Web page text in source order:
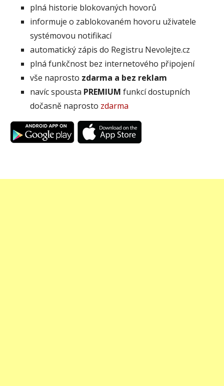
plná historie blokovaných hovorů
informuje o zablokovaném hovoru uživatele
systémovou notifikací
automatický zápis do Registru Nevolejte.cz
plná funkčnost bez internetového připojení
vše naprosto zdarma a bez reklam
navíc spousta PREMIUM funkcí dostupních
dočasně naprosto zdarma